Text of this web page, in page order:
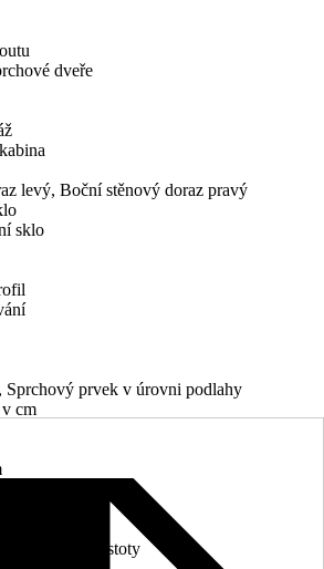
dveře
levý, Boční stěnový doraz pravý
sklo
Sprchový prvek v úrovni podlahy
cm
nečistoty